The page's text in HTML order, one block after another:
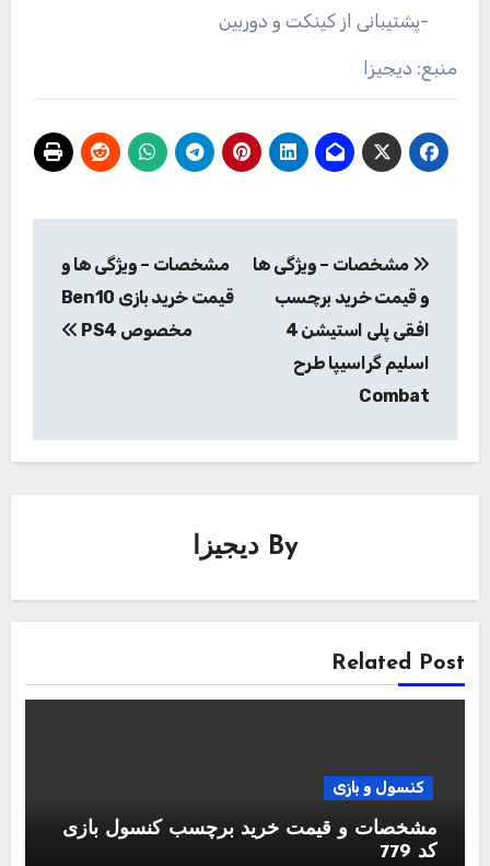
-پشتیبانی از کینکت و دوربین
منبع: دیجیزا
نوشته
مشخصات – ویژگی ها
و قیمت خرید برچسب
افقی پلی استیشن 4
اسلیم گراسیپا طرح
Combat
مشخصات – ویژگی ها و
قیمت خرید بازی Ben10
مخصوص PS4
By دیجیزا
Related Post
کنسول و بازی
مشخصات و قیمت خرید برچسب کنسول بازی
کد 779